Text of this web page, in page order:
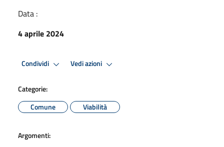
Data :
4 aprile 2024
Condividi Vedi azioni
Categorie:
Comune
Viabilità
Argomenti: